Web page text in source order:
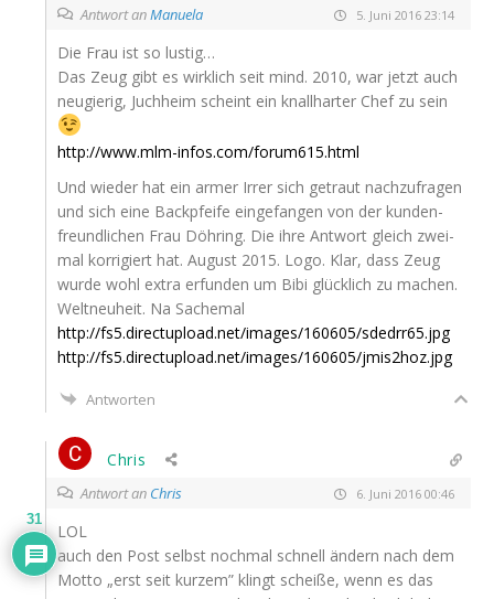
Antwort anManuela 5. Juni 2016 23:14
Die Frau ist so lustig…
Das Zeug gibt es wirk­lich seit mind. 2010, war jetzt auch
neu­gie­rig, Juch­heim scheint ein knall­har­ter Chef zu sein
http://www.mlm-infos.com/forum615.html
Und wie­der hat ein armer Irrer sich getraut nach­zu­fra­gen
und sich eine Back­pfei­fe ein­ge­fan­gen von der kun­den­
freund­li­chen Frau Döh­ring. Die ihre Ant­wort gleich zwei­
mal kor­ri­giert hat. August 2015. Logo. Klar, dass Zeug
wur­de wohl extra erfun­den um Bibi glück­lich zu machen.
Welt­neu­heit. Na Sachemal
http://fs5.directupload.net/images/160605/sdedrr65.jpg
http://fs5.directupload.net/images/160605/jmis2hoz.jpg
Antworten
Chris
Antwort an Chris 6. Juni 2016 00:46
LOL
auch den Post selbst noch­mal schnell ändern nach dem
Mot­to „erst seit kur­zem” klingt schei­ße, wenn es das
31